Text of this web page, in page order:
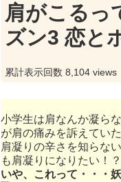
肩がこるっ
ズン3 恋と
累計表示回数 8,104 views
小学生は肩なんか凝ら
が肩の痛みを訴えていた
肩凝りの辛さを知らな
も肩凝りになりたい！？
いや、これって・・・